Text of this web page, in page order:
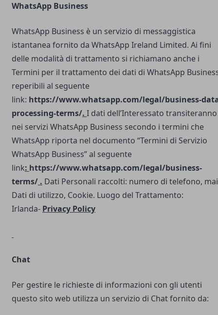
WhatsApp Business
WhatsApp Business è un servizio di messaggistica
istantanea fornito da WhatsApp Ireland Limited. Ai fini
delle modalità di trattamento si richiamano anche i
Termini per il trattamento dei dati di WhatsApp
reperibili al seguente
link: https://www.whatsapp.com/legal/business-
processing-terms/. I dati dell’Interessato transiteranno
nei servizi WhatsApp Business secondo i termini che
WhatsApp riporta nel documento “Termini di Servizio
WhatsApp Business” al seguente
link: https://www.whatsapp.com/legal/business-
terms/ . Dati Personali raccolti: numero di telefono,
Dati di utilizzo, Cookie. Luogo del Trattamento:
Irlanda- Privacy Policy
Chat
Per gestire le richieste di informazioni con gli utenti
questo sito web utilizza un servizio di Chat fornito da: